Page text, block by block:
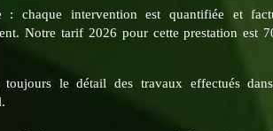
: chaque intervention est quantifiée et
Notre tarif 2026 pour cette prestation est
toujours le détail des travaux effectués